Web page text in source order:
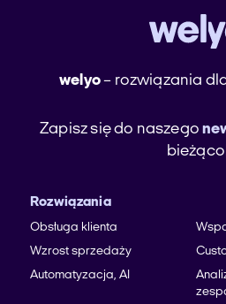
welyo– rozwiązania
Zapisz się do naszego
Rozwiązania
Obsługa klienta
Wzrost sprzedaży
Automatyzacja, AI